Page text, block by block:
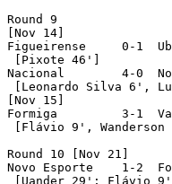
Round 9
[Nov 14]
Figueirense	0-1  Uberaba		[Att.:245]
[Pixote 46']
Nacional	4-0  Novo Esporte	[Att.:554]
[Leonardo Silva 6',
[Nov 15]
Formiga		3-1  Valeriodoce	[Att.:1,468]
[Flávio 9',
Round 10 [Nov 21]
Novo Esporte	1-2  Formiga		[Att.:159]
[Uander 29'; Flávio